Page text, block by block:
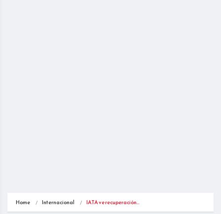
Home Internacional IATA ve recuperación…